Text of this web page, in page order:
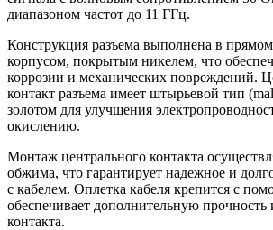
диапазоном частот до 11 ГГц.
Конструкция разъема выполнена в
корпусом, покрытым никелем, что
коррозии и механических повреждений.
контакт разъема имеет штырьевой тип
золотом для улучшения
окислению.
Монтаж центрального контакта
обжима, что гарантирует надежное и
с кабелем. Оплетка кабеля крепится с
обеспечивает дополнительную прочность
контакта.